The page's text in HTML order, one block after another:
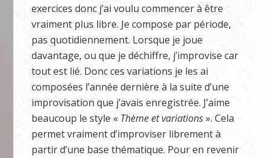
exercices donc j’ai voulu commencer à être
vraiment plus libre. Je compose par période,
pas quotidiennement. Lorsque je joue
davantage, ou que je déchiffre, j’improvise car
tout est lié. Donc ces variations je les ai
composées l’année dernière à la suite d’une
improvisation que j’avais enregistrée. J’aime
beaucoup le style « Thème et variations». Cela
permet vraiment d’improviser librement à
partir d’une base thématique. Pour en revenir